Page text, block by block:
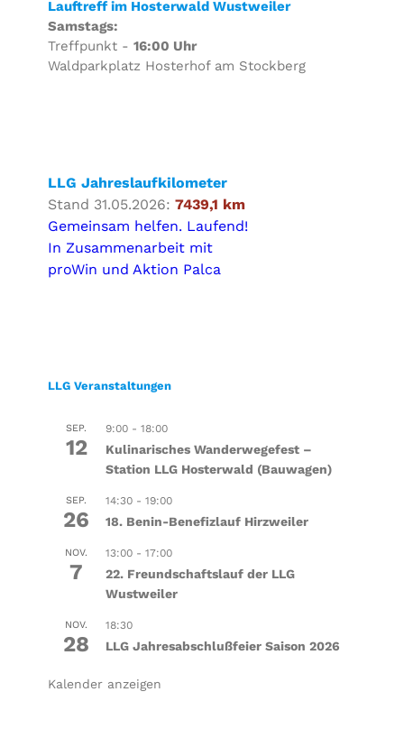
Lauftreff im Hosterwald Wustweiler
Samstags:
Treffpunkt - 16:00 Uhr
Waldparkplatz Hosterhof am Stockberg
LLG Jahreslaufkilometer
Stand 31.05.2026: 7439,1 km
Gemeinsam helfen. Laufend!
In Zusammenarbeit mit
proWin und Aktion Palca
LLG Veranstaltungen
SEP.
12
9:00- 18:00
Kulinarisches Wanderwegefest –
Station LLG Hosterwald (Bauwagen)
SEP.
26
14:30- 19:00
18. Benin-Benefizlauf Hirzweiler
NOV.
7
13:00- 17:00
22. Freundschaftslauf der LLG
Wustweiler
NOV.
28
18:30
LLG Jahresabschlußfeier Saison 2026
Kalender anzeigen